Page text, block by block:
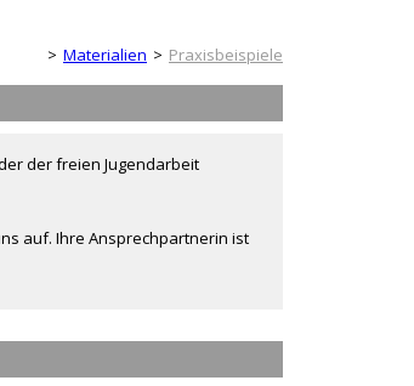
Erwachsenenseite
Materialien Praxisbeispiele
der freien Jugendarbeit
auf. Ihre Ansprechpartnerin ist